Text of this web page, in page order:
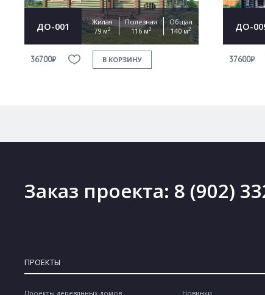
ДО-001
Жилая
79 м2
Полезная
116 м2
Общая
140 м2
36700₽ В КОРЗИНУ
ДО-
37600₽
Заказ проекта: 8 (902)
ПРОЕКТЫ
Проекты деревянных домов Новинки